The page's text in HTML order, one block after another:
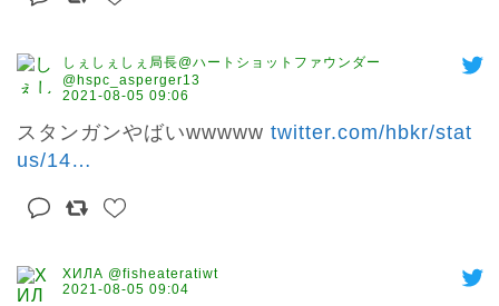
しぇしぇしぇ局長@ハートショットファウンダー
@hspc_asperger13
2021-08-05 09:06
スタンガンやばいwwwww twitter.com/hbkr/stat
us/14…
ХИЛА @fisheateratiwt
2021-08-05 09:04